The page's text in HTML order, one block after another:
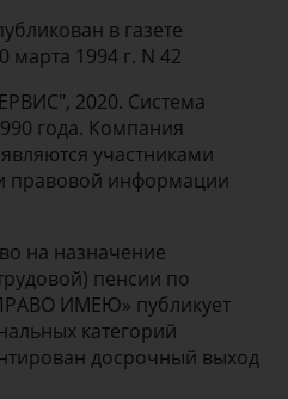
в газете
марта 1994 г. N 42
2020. Система
года. Компания
участниками
правовой информации
на назначение
пенсии по
ИМЕЮ» публикует
категорий
досрочный выход